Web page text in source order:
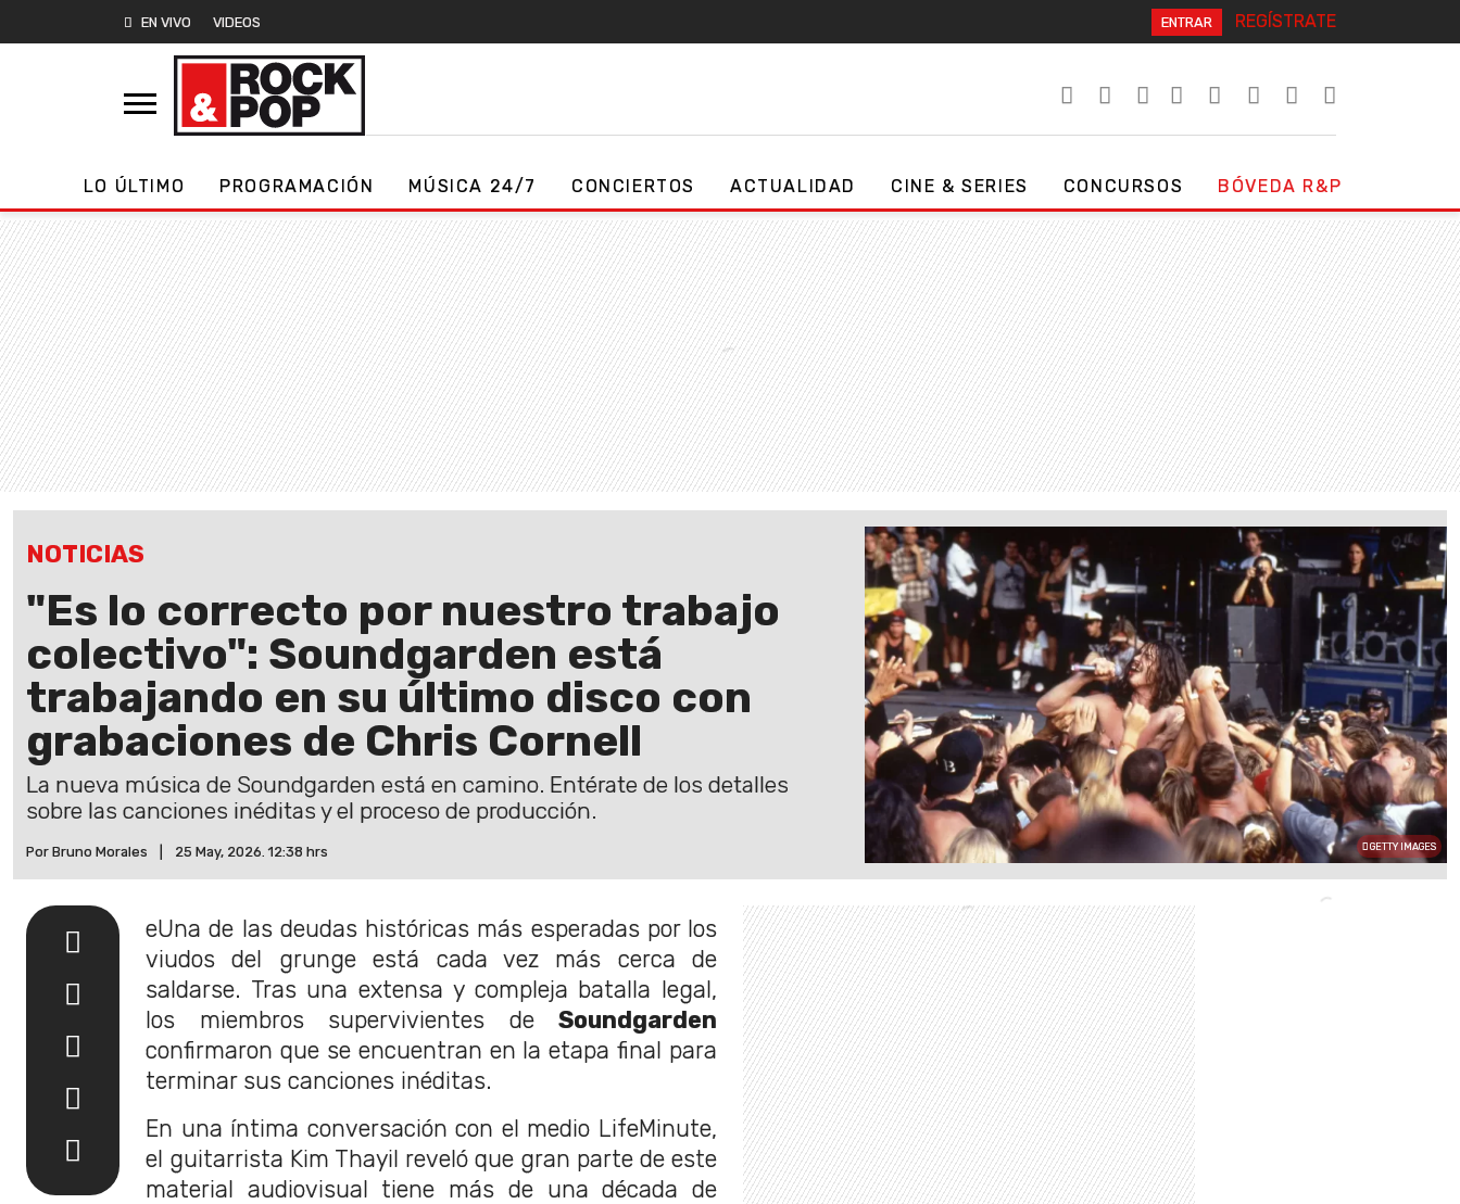
EN VIVO VIDEOS ENTRAR REGÍSTRATE
LO ÚLTIMO PROGRAMACIÓN MÚSICA 24/7 CONCIERTOS ACTUALIDAD CINE & SERIES CONCURSOS BÓVEDA R&P
NOTICIAS
"Es lo correcto por nuestro trabajo
colectivo": Soundgarden está
trabajando en su último disco con
grabaciones de Chris Cornell
La nueva música de Soundgarden está en camino. Entérate de los detalles
sobre las canciones inéditas y el proceso de producción.
Por Bruno Morales 25 May, 2026. 12:38 hrs GETTY IMAGES
eUna de las deudas históricas más esperadas por los
viudos del grunge está cada vez más cerca de
saldarse. Tras una extensa y compleja batalla legal,
los miembros supervivientes de Soundgarden
confirmaron que se encuentran en la etapa final para
terminar sus canciones inéditas.
En una íntima conversación con el medio LifeMinute,
el guitarrista Kim Thayil reveló que gran parte de este
material audiovisual tiene más de una década de